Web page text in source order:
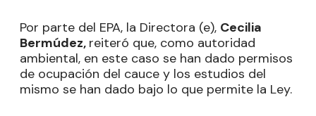
Por parte del EPA, la Directora (e), Cecilia
Bermúdez, reiteró que, como autoridad
ambiental, en este caso se han dado permisos
de ocupación del cauce y los estudios del
mismo se han dado bajo lo que permite la Ley.